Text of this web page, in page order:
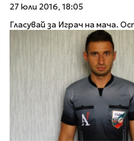
27 юли 2016, 18:05
Гласувай за Играч на мача.